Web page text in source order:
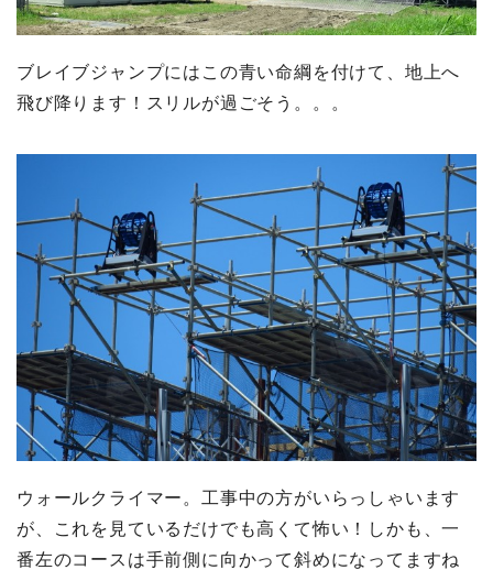
ブレイブジャンプにはこの青い命綱を付けて、地上へ
飛び降ります！スリルが過ごそう。。。
ウォールクライマー。工事中の方がいらっしゃいます
が、これを見ているだけでも高くて怖い！しかも、一
番左のコースは手前側に向かって斜めになってますね